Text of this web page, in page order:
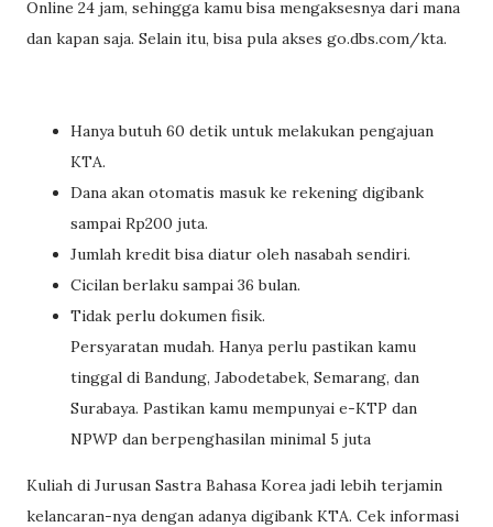
Online 24 jam, sehingga kamu bisa mengaksesnya dari mana
dan kapan saja. Selain itu, bisa pula akses go.dbs.com/kta.
Hanya butuh 60 detik untuk melakukan pengajuan
KTA.
Dana akan otomatis masuk ke rekening digibank
sampai Rp200 juta.
Jumlah kredit bisa diatur oleh nasabah sendiri.
Cicilan berlaku sampai 36 bulan.
Tidak perlu dokumen fisik.
Persyaratan mudah. Hanya perlu pastikan kamu
tinggal di Bandung, Jabodetabek, Semarang, dan
Surabaya. Pastikan kamu mempunyai e-KTP dan
NPWP dan berpenghasilan minimal 5 juta
Kuliah di Jurusan Sastra Bahasa Korea jadi lebih terjamin
kelancaran-nya dengan adanya digibank KTA. Cek informasi